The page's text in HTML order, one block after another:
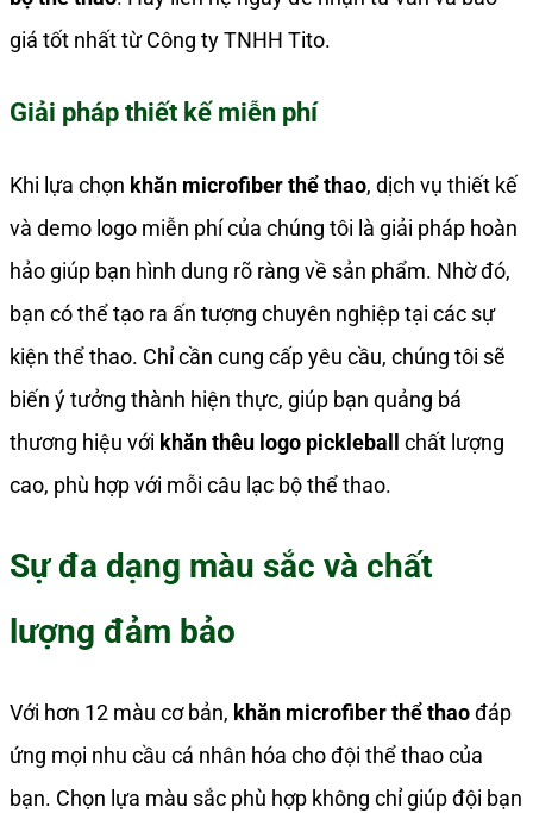
giá tốt nhất từ Công ty TNHH Tito.
Giải pháp thiết kế miễn phí
Khi lựa chọn khăn microfiber thể thao, dịch vụ thiết kế
và demo logo miễn phí của chúng tôi là giải pháp hoàn
hảo giúp bạn hình dung rõ ràng về sản phẩm. Nhờ đó,
bạn có thể tạo ra ấn tượng chuyên nghiệp tại các sự
kiện thể thao. Chỉ cần cung cấp yêu cầu, chúng tôi sẽ
biến ý tưởng thành hiện thực, giúp bạn quảng bá
thương hiệu với khăn thêu logo pickleball chất lượng
cao, phù hợp với mỗi câu lạc bộ thể thao.
Sự đa dạng màu sắc và chất
lượng đảm bảo
Với hơn 12 màu cơ bản, khăn microfiber thể thaođáp
ứng mọi nhu cầu cá nhân hóa cho đội thể thao của
bạn. Chọn lựa màu sắc phù hợp không chỉ giúp đội bạn